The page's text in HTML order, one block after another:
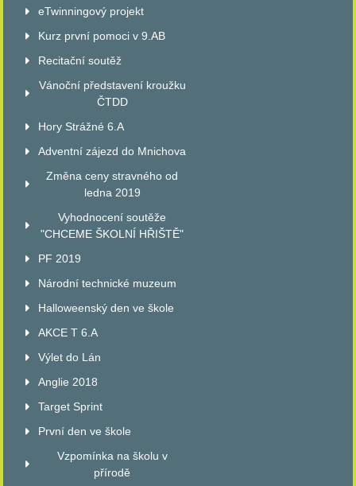
eTwinningový projekt
Kurz první pomoci v 9.AB
Recitační soutěž
Vánoční představení kroužku
ČTDD
Hory Strážné 6.A
Adventní zájezd do Mnichova
Změna ceny stravného od
ledna 2019
Vyhodnocení soutěže
"CHCEME ŠKOLNÍ HŘIŠTĚ"
PF 2019
Národní technické muzeum
Halloweenský den ve škole
AKCE T 6.A
Výlet do Lán
Anglie 2018
Target Sprint
První den ve škole
Vzpomínka na školu v
přírodě